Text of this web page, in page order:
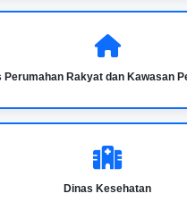
Perumahan Rakyat dan Kawasan
Dinas Kesehatan